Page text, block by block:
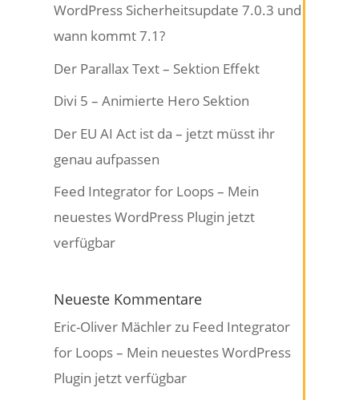
WordPress Sicherheitsupdate 7.0.3 und
wann kommt 7.1?
Der Parallax Text – Sektion Effekt
Divi 5 – Animierte Hero Sektion
Der EU AI Act ist da – jetzt müsst ihr
genau aufpassen
Feed Integrator for Loops – Mein
neuestes WordPress Plugin jetzt
verfügbar
Neueste Kommentare
Eric-Oliver Mächlerzu Feed Integrator
for Loops – Mein neuestes WordPress
Plugin jetzt verfügbar